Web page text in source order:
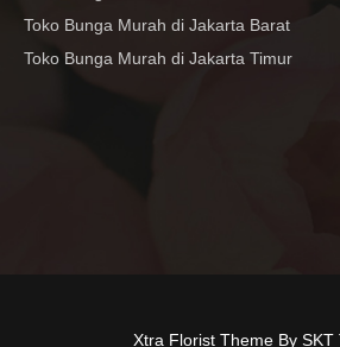
Toko Bunga Murah di Jakarta Barat
Toko Bunga Murah di Jakarta Timur
Xtra Florist Theme By SKT